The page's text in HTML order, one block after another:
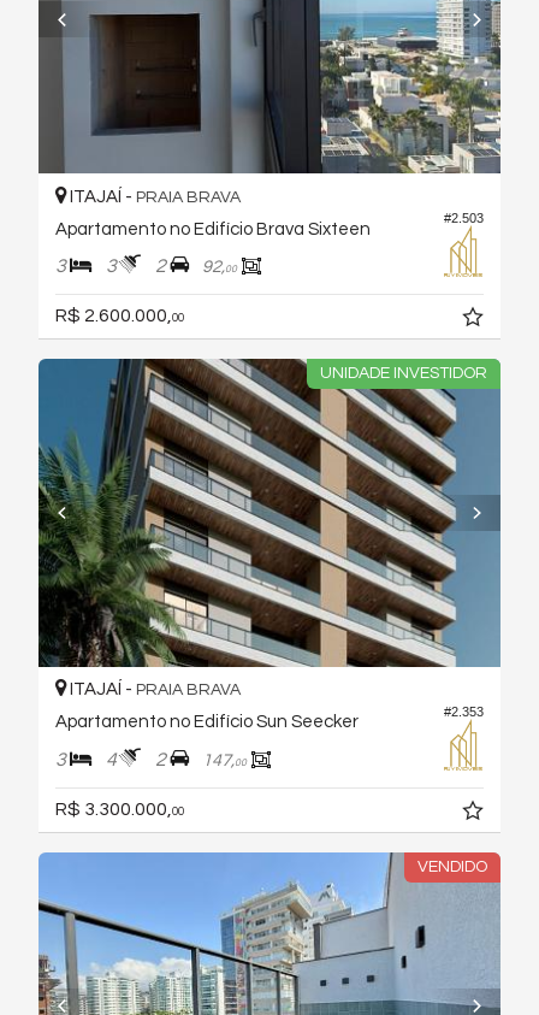
#2.503
ITAJAÍ - PRAIA BRAVA
Apartamento no Edifício Brava Sixteen
3 3 2 92,00
R$ 2.600.000, 00
UNIDADE INVESTIDOR
#2.353
ITAJAÍ - PRAIA BRAVA
Apartamento no Edifício Sun Seecker
3 4 2 147,00
R$ 3.300.000, 00
VENDIDO